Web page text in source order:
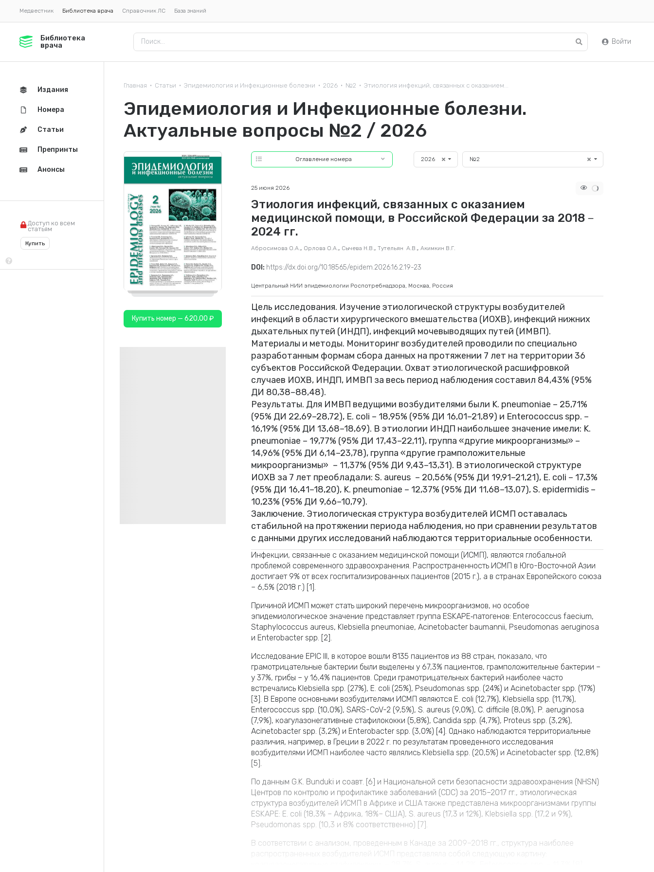
Медвестник Библиотека врача Справочник ЛС База знаний
Библиотека
врача
Войти
Главная • Статьи • Эпидемиология и Инфекционные болезни • 2026 • №2 • Этиология инфекций, связанных с оказанием...
Эпидемиология и Инфекционные болезни.
Актуальные вопросы №2 / 2026
2026 №2
Оглавление номера
Этиология инфекций, связанных с оказанием
медицинской помощи, в Российской Федерации за 2018－
2024 гг.
25 июня 2026
Центральный НИИ эпидемиологии Роспотребнадзора, Москва, Россия
Цель исследования. Изучение этиологической структуры возбудителей
инфекций в области хирургического вмешательства (ИОХВ), инфекций нижних
дыхательных путей (ИНДП), инфекций мочевыводящих путей (ИМВП).
Материалы и методы. Мониторинг возбудителей проводили по специально
разработанным формам сбора данных на протяжении 7 лет на территории 36
субъектов Российской Федерации. Охват этиологической расшифровкой
случаев ИОХВ, ИНДП, ИМВП за весь период наблюдения составил 84,43% (95%
ДИ 80,38–88,48).
Результаты. Для ИМВП ведущими возбудителями были K. pneumoniae – 25,71%
(95% ДИ 22,69–28,72), E. coli – 18,95% (95% ДИ 16,01–21,89) и Enterococcus spp. –
16,19% (95% ДИ 13,68–18,69). В этиологии ИНДП наибольшее значение имели: K.
pneumoniae – 19,77% (95% ДИ 17,43–22,11), группа «другие микроорганизмы» –
14,96% (95% ДИ 6,14–23,78), группа «другие грамположительные
микроорганизмы» – 11,37% (95% ДИ 9,43–13,31). В этиологической структуре
ИОХВ за 7 лет преобладали: S. aureus – 20,56% (95% ДИ 19,91–21,21), E. coli – 17,3%
(95% ДИ 16,41–18,20), K. pneumoniae – 12,37% (95% ДИ 11,68–13,07), S. epidermidis –
10,23% (95% ДИ 9,66–10,79).
Заключение. Этиологическая структура возбудителей ИСМП оставалась
стабильной на протяжении периода наблюдения, но при сравнении результатов
с данными других исследований наблюдаются территориальные особенности.
Инфекции, связанные с оказанием медицинской помощи (ИСМП), являются глобальной
проблемой современного здравоохранения. Распространенность ИСМП в Юго-Восточной Азии
достигает 9% от всех госпитализированных пациентов (2015 г.), а в странах Европейского союза
– 6,5% (2018 г.) [1].
Причиной ИСМП может стать широкий перечень микроорганизмов, но особое
эпидемиологическое значение представляет группа ESKAPE‑патогенов: Enterococcus faecium,
Staphylococcus aureus, Klebsiella pneumoniae, Acinetobacter baumannii, Pseudomonas aeruginosa
и Enterobacter spp. [2].
Исследование EPIC III, в которое вошли 8135 пациентов из 88 стран, показало, что
грамотрицательные бактерии были выделены у 67,3% пациентов, грамположительные бактерии –
у 37%, грибы – у 16,4% пациентов. Среди грамотрицательных бактерий наиболее часто
встречались Klebsiella spp. (27%), E. coli (25%), Pseudomonas spp. (24%) и Acinetobacter spp. (17%)
[3]. В Европе основными возбудителями ИСМП являются E. coli (12,7%), Klebsiella spp. (11,7%),
Enterococcus spp. (10,0%), SARS-CoV-2 (9,5%), S. aureus (9,0%), C. difficile (8,0%), P. aeruginosa
(7,9%), коагулазонегативные стафилококки (5,8%), Candida spp. (4,7%), Proteus spp. (3,2%),
Acinetobacter spp. (3,2%) и Enterobacter spp. (3,0%) [4]. Однако наблюдаются территориальные
различия, например, в Греции в 2022 г. по результатам проведенного исследования
возбудителями ИСМП наиболее часто являлись Klebsiella spp. (20,5%) и Acinetobacter spp. (12,8%)
[5].
По данным G.K. Bunduki и соавт. [6] и Национальной сети безопасности здравоохранения (NHSN)
Центров по контролю и профилактике заболеваний (CDC) за 2015–2017 гг., этиологическая
структура возбудителей ИСМП в Африке и США также представлена микроорганизмами группы
ESKAPE: E. coli (18,3% – Африка, 18%– США), S. aureus (17,3 и 12%), Klebsiella spp. (17,2 и 9%),
Pseudomonas spp. (10,3 и 8% соответственно) [7].
В соответствии с анализом, проведенным в Канаде за 2009–2018 гг., структура наиболее
распространенных возбудителей ИСМП представляла собой следующую картину:
DOI: https://dx.doi.org/10.18565/epidem.2026.16.2.19-23
Абросимова О.А. , Орлова О.А. , Сычева Н.В. , Туте­льян А.В. , Акимкин В.Г.
Купить номер — 620,00 ₽
Издания
Номера
Статьи
Препринты
Анонсы
Доступ ко всем
статьям
Купить